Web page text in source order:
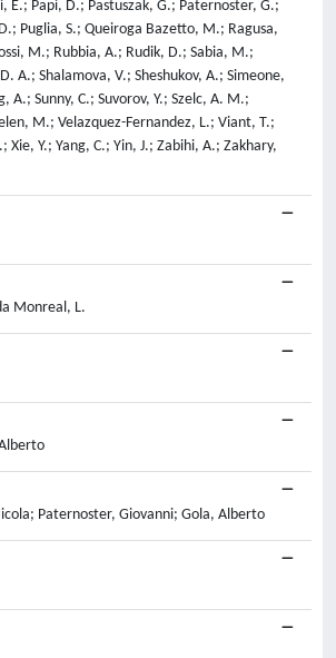
E.; Papi, D.; Pastuszak, G.; Paternoster, G.;
Puglia, S.; Queiroga Bazetto, M.; Ragusa,
M.; Rubbia, A.; Rudik, D.; Sabia, M.;
A.; Shalamova, V.; Sheshukov, A.; Simeone,
Sunny, C.; Suvorov, Y.; Szelc, A. M.;
M.; Velazquez-Fernandez, L.; Viant, T.;
Y.; Yang, C.; Yin, J.; Zabihi, A.; Zakhary,
Monreal, L.
Paternoster, Giovanni; Gola, Alberto